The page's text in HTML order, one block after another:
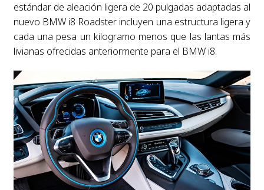
estándar de aleación ligera de 20 pulgadas adaptadas al
nuevo BMW i8 Roadster incluyen una estructura ligera y
cada una pesa un kilogramo menos que las lantas más
livianas ofrecidas anteriormente para el BMW i8.